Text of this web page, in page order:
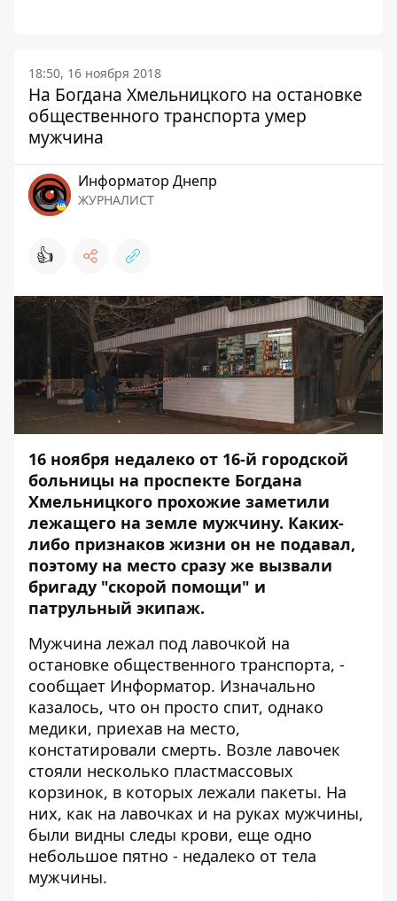
18:50, 16 ноября 2018
На Богдана Хмельницкого на остановке
общественного транспорта умер
мужчина
Информатор Днепр
ЖУРНАЛИСТ
👍
16 ноября недалеко от 16-й городской
больницы на проспекте Богдана
Хмельницкого прохожие заметили
лежащего на земле мужчину. Каких-
либо признаков жизни он не подавал,
поэтому на место сразу же вызвали
бригаду "скорой помощи" и
патрульный экипаж.
Мужчина лежал под лавочкой на
остановке общественного транспорта, -
сообщает Информатор. Изначально
казалось, что он просто спит, однако
медики, приехав на место,
констатировали смерть. Возле лавочек
стояли несколько пластмассовых
корзинок, в которых лежали пакеты. На
них, как на лавочках и на руках мужчины,
были видны следы крови, еще одно
небольшое пятно - недалеко от тела
мужчины.